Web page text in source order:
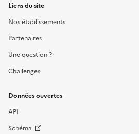
Liens du site
Nos établissements
Partenaires
Une question ?
Challenges
Données ouvertes
API
Schéma